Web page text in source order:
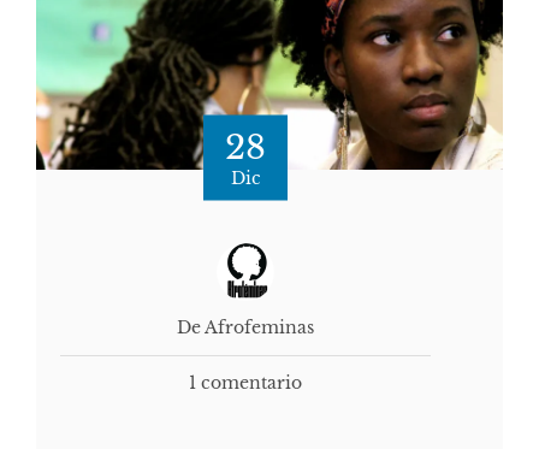
28
Dic
De Afrofeminas
1 comentario